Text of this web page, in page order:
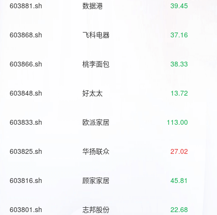
603881.sh 数据港 39.45
603868.sh 飞科电器 37.16
603866.sh 桃李面包 38.33
603848.sh 好太太 13.72
603833.sh 欧派家居 113.00
603825.sh 华扬联众 27.02
603816.sh 顾家家居 45.81
603801.sh 志邦股份 22.68